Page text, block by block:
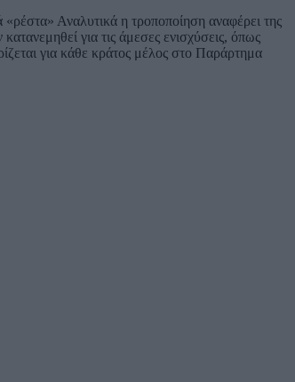
Αναλυτικά η τροποποίηση αναφέρει της
για τις άμεσες ενισχύσεις, όπως
για κάθε κράτος μέλος στο Παράρτημα